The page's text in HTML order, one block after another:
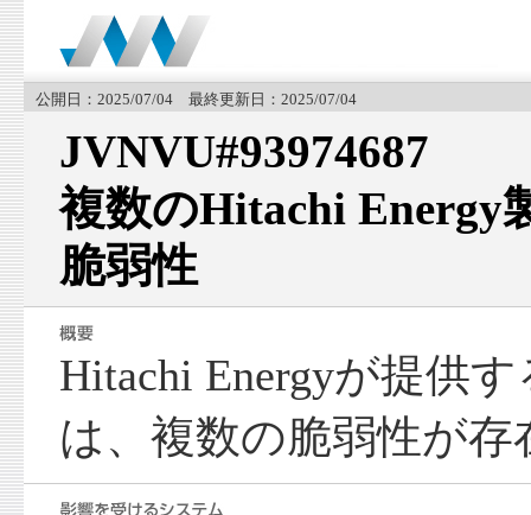
公開日：2025/07/04 最終更新日：2025/07/04
JVNVU#93974687
複数のHitachi Energy
脆弱性
Hitachi Energyが提供
は、複数の脆弱性が存